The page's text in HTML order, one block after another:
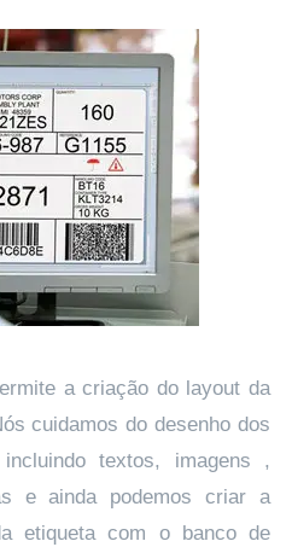
a criação do layout da
cuidamos do desenho dos
textos, imagens ,
e ainda podemos criar a
etiqueta com o banco de